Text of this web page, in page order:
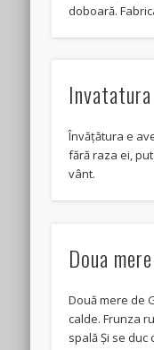
doboară.
Învățătura e
fără raza ei,
vânt.
Doua
Două mere de
calde. Frunza
spală Și se duc